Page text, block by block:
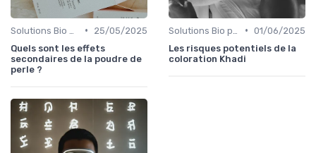
•
25/05/2025
Quels sont les effets
secondaires de la poudre de
perle ?
• 01/06/2025
Les risques potentiels de la
coloration Khadi